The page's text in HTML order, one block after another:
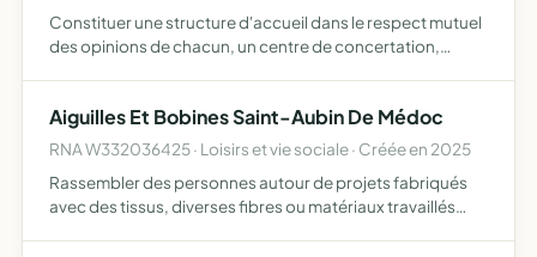
Constituer une structure d'accueil dans le respect mutuel
des opinions de chacun, un centre de concertation,
u…
Aiguilles Et Bobines Saint-Aubin De Médoc
RNA W332036425 · Loisirs et vie sociale · Créée en 2025
Rassembler des personnes autour de projets fabriqués
avec des tissus, diverses fibres ou matériaux travaillés